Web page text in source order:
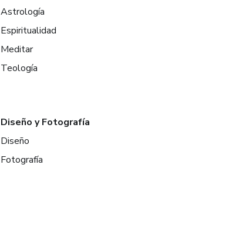
Astrología
Espiritualidad
Meditar
Teología
Diseño y Fotografía
Diseño
Fotografía